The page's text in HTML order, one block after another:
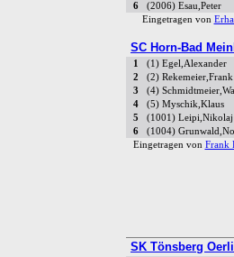
6
(2006) Esau,Peter
Eingetragen von
SC Horn-Bad
1 (1) Egel,Alexander
2
(2) Rekemeier,Frank
3
(4)
4
(5) Myschik,Klaus
5
(1001) Leipi,Nikolaj
6
(1004)
Eingetragen von Frank
SK Tönsberg